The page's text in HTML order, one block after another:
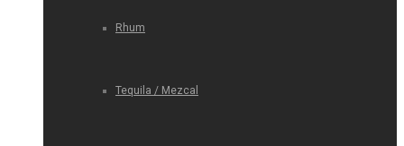
Rhum
Tequila / Mezcal